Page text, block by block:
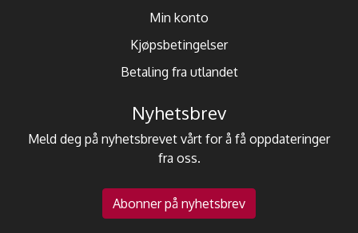
Min konto
Kjøpsbetingelser
Betaling fra utlandet
Nyhetsbrev
Meld deg på nyhetsbrevet vårt for å få oppdateringer
fra oss.
Abonner på nyhetsbrev